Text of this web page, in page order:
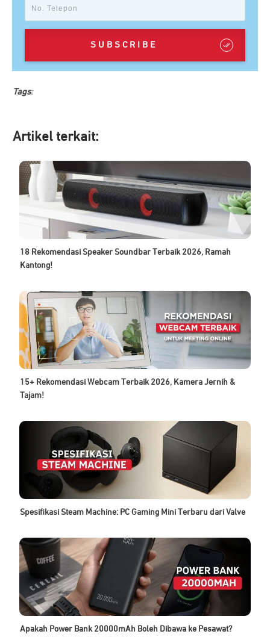
SUBSCRIBE
Tags:
Artikel terkait:
18 Rekomendasi Speaker Soundbar Terbaik 2026, Ramah
Kantong!
15+ Rekomendasi Webcam Terbaik 2026, Kamera Jernih &
Tajam!
Spesifikasi Steam Machine: PC Gaming Mini Terbaru dari Valve
Apakah Power Bank 20000mAh Boleh Dibawa ke Pesawat?